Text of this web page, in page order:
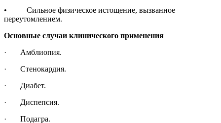
• Сильное физическое истощение, вызванное
переутомлением.
Основные случаи клинического применения
· Амблиопия.
· Стенокардия.
· Диабет.
· Диспепсия.
· Подагра.